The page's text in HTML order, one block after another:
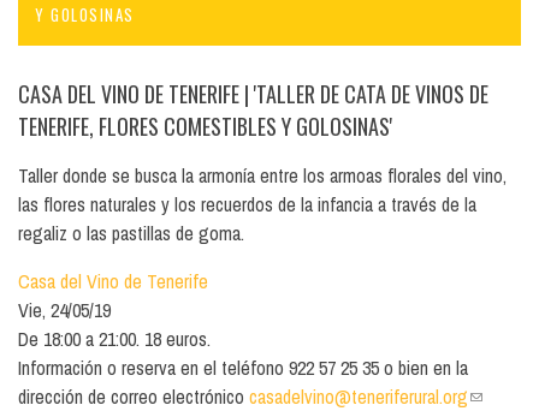
Y GOLOSINAS
CASA DEL VINO DE TENERIFE| 'TALLER DE CATA DE VINOS DE
TENERIFE, FLORES COMESTIBLES Y GOLOSINAS'
Taller donde se busca la armonía entre los armoas florales del vino,
las flores naturales y los recuerdos de la infancia a través de la
regaliz o las pastillas de goma.
Casa del Vino de Tenerife
Vie, 24/05/19
De 18:00 a 21:00. 18 euros.
Información o reserva en el teléfono 922 57 25 35 o bien en la
dirección de correo electrónico casadelvino@teneriferural.org(link